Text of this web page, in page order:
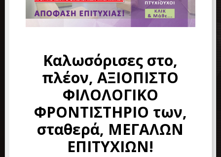
Διακρίσεις
Ο χώρος μαςΚαλωσόρισες στο,
πλέον, ΑΞΙΟΠΙΣΤΟ
ΦΙΛΟΛΟΓΙΚΟ
ΦΡΟΝΤΙΣΤΗΡΙΟ των,
σταθερά, ΜΕΓΑΛΩΝ
ΕΠΙΤΥΧΙΩΝ!